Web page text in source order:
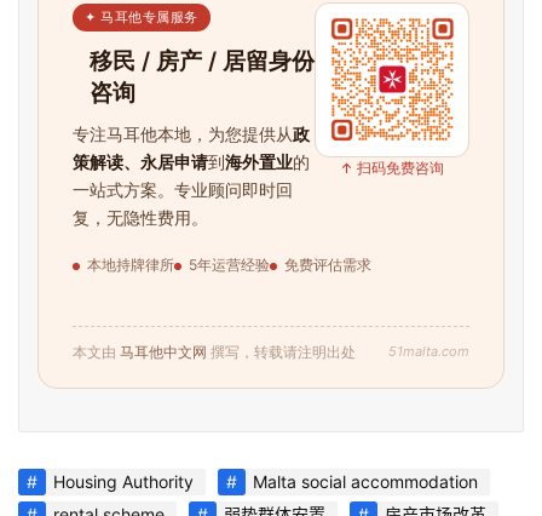
首
✦ 马耳他专属服务
移民 / 房产 / 居留身份
咨询
专注马耳他本地，为您提供从政
策解读、永居申请到海外置业的
一站式方案。专业顾问即时回
复，无隐性费用。
本地持牌律所 5年运营经验 免费评估需求
↑ 扫码免费咨询
本文由 马耳他中文网 撰写，转载请注明出处 51malta.com
Housing Authority
Malta social accommodation